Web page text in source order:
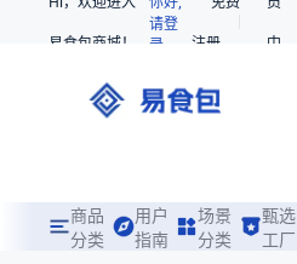
易食包商城！
请登
录
注册
中
商品
分类
用户
指南
场景
分类
甄选
工厂